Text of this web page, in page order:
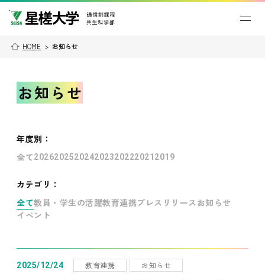
HOME > お知らせ
お知らせ
年度別 ：
全て202620252024202320222021 2019
カテゴリ：
全て教員・学生の活躍教育連携プレスリリース お知らせ
イベント
2025/12/24 教育連携 お知らせ